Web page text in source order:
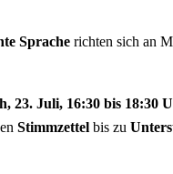
Sprache richten sich an
23. Juli, 16:30 bis 18:30
Stimmzettel bis zu